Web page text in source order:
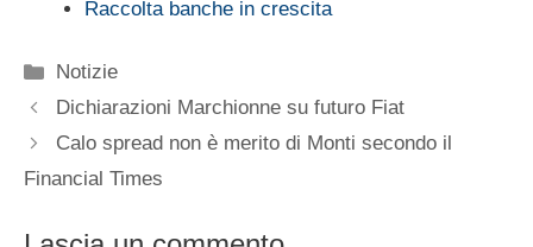
Raccolta banche in crescita
Categorie
Notizie
Dichiarazioni Marchionne su futuro Fiat
Calo spread non è merito di Monti secondo il
Financial Times